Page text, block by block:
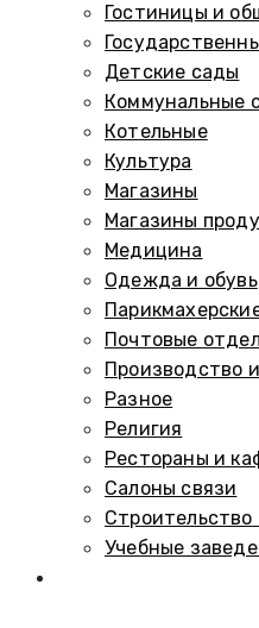
Гостиницы и
Детские сады
Коммунальные
Котельные
Культура
Магазины
Магазины
Медицина
Одежда и обувь
Почтовые
Производство
Разное
Религия
Рестораны и
Салоны связи
Строительство
Учебные